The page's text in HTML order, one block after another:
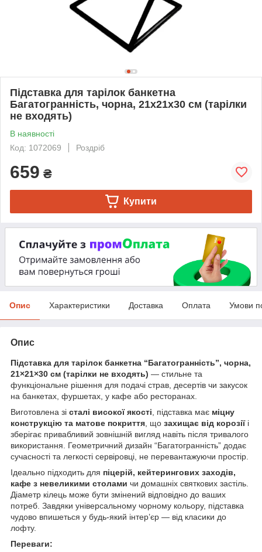
Підставка для тарілок банкетна
Багатогранність, чорна, 21х21х30 см (тарілки
не входять)
В наявності
Код: 1072069
Роздріб
659 ₴
Купити
Опис Характеристики Доставка Оплата Умови
Опис
Підставка для тарілок банкетна “Багатогранність”, чорна,
21×21×30 см (тарілки не входять) — стильне та
функціональне рішення для подачі страв, десертів чи закусок
на банкетах, фуршетах, у кафе або ресторанах.
Виготовлена зі сталі високої якості, підставка має міцну
конструкцію та матове покриття, що захищає від корозіїі
зберігає привабливий зовнішній вигляд навіть після тривалого
використання. Геометричний дизайн “Багатогранність” додає
сучасності та легкості сервіровці, не перевантажуючи простір.
Ідеально підходить для піцерій, кейтерингових заходів,
кафе з невеликими столами чи домашніх святкових застіль.
Діаметр кілець може бути змінений відповідно до ваших
потреб. Завдяки універсальному чорному кольору, підставка
чудово впишеться у будь-який інтер’єр — від класики до
лофту.
Переваги: